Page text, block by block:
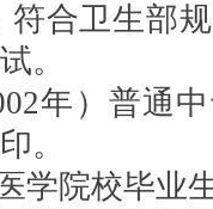
符合卫生部
。
年）普通
。
学院校毕业